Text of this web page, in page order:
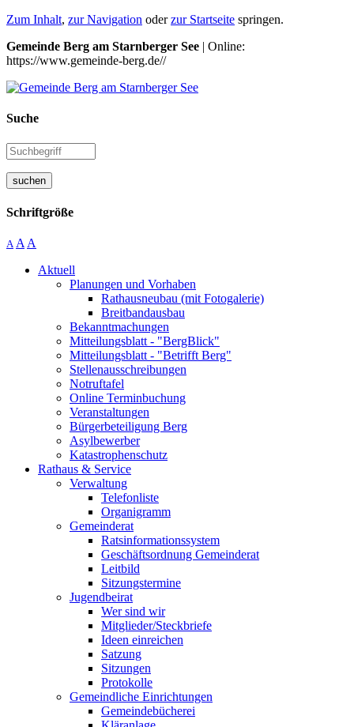
Zum Inhalt, zur Navigation oderzur Startseite springen.
Gemeinde Berg am Starnberger See | Online:
https://www.gemeinde-berg.de//
Suche
suchen
Schriftgröße
A A A
Aktuell
Planungen und Vorhaben
Rathausneubau (mit Fotogalerie)
Breitbandausbau
Bekanntmachungen
Mitteilungsblatt - "BergBlick"
Mitteilungsblatt - "Betrifft Berg"
Stellenausschreibungen
Notruftafel
Online Terminbuchung
Veranstaltungen
Bürgerbeteiligung Berg
Asylbewerber
Katastrophenschutz
Rathaus & Service
Verwaltung
Telefonliste
Organigramm
Gemeinderat
Ratsinformationssystem
Geschäftsordnung Gemeinderat
Leitbild
Sitzungstermine
Jugendbeirat
Wer sind wir
Mitglieder/Steckbriefe
Ideen einreichen
Satzung
Sitzungen
Protokolle
Gemeindliche Einrichtungen
Gemeindebücherei